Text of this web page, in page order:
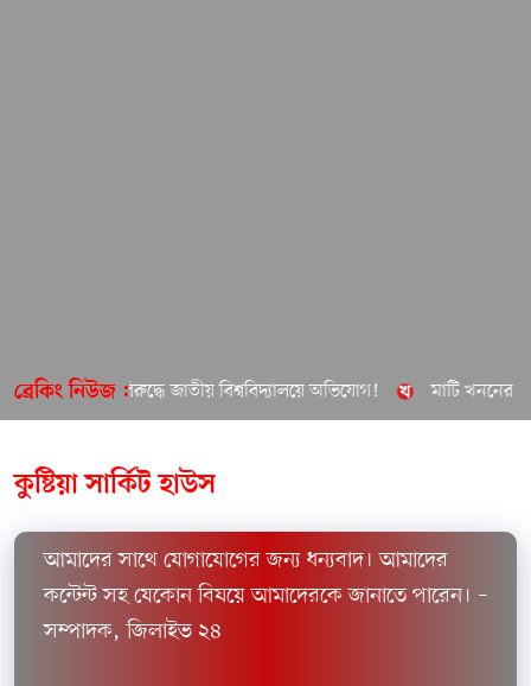
ব্রেকিং নিউজ :
জাতীয় বিশ্ববিদ্যালয়ে অভিযোগ! মাটি খননের ঝুঁকিতে বহুতল ভবন
কুষ্টিয়া সার্কিট হাউস
আমাদের সাথে যোগাযোগের জন্য ধন্যবাদ। আমাদের
কন্টেন্ট সহ যেকোন বিষয়ে আমাদেরকে জানাতে পারেন। –
সম্পাদক, জিলাইভ ২৪